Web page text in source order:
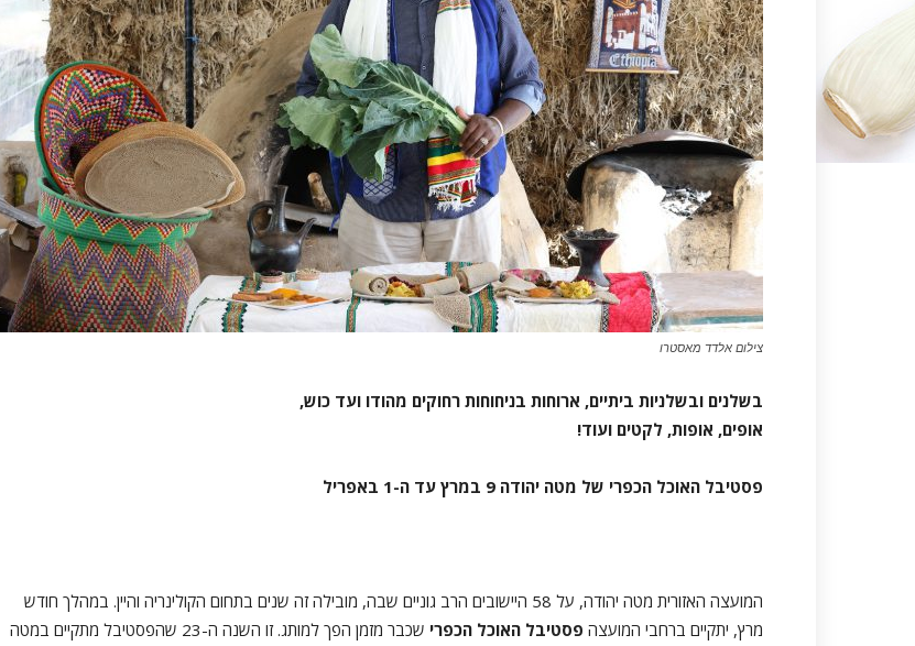
צילום אלדד מאסטרו
בשלנים ובשלניות ביתיים, ארוחות בניחוחות רחוקים מהודו ועד כוש,
אופים, אופות, לקטים ועוד!
פסטיבל האוכל הכפרי של מטה יהודה 9 במרץ עד ה-1 באפריל
המועצה האזורית מטה יהודה, על 58 היישובים הרב גוניים שבה, מובילה זה שנים בתחום הקולינריה והיין. במהלך חודש
מרץ, יתקיים ברחבי המועצה פסטיבל האוכל הכפרי
שכבר מזמן הפך למותג. זו השנה ה-23 שהפסטיבל מתקיים במטה